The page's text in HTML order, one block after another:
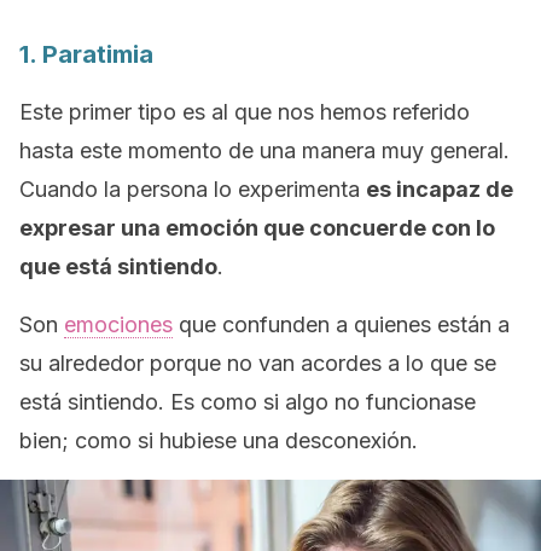
1. Paratimia
Este primer tipo es al que nos hemos referido
hasta este momento de una manera muy general.
Cuando la persona lo experimenta es incapaz de
expresar una emoción que concuerde con lo
que está sintiendo.
Son emociones que confunden a quienes están a
su alrededor porque no van acordes a lo que se
está sintiendo. Es como si algo no funcionase
bien; como si hubiese una desconexión.